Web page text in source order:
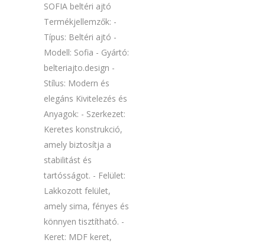
SOFIA beltéri ajtó
Termékjellemzők: -
Típus: Beltéri ajtó -
Modell: Sofia - Gyártó:
belteriajto.design -
Stílus: Modern és
elegáns Kivitelezés és
Anyagok: - Szerkezet:
Keretes konstrukció,
amely biztosítja a
stabilitást és
tartósságot. - Felület:
Lakkozott felület,
amely sima, fényes és
könnyen tisztítható. -
Keret: MDF keret,